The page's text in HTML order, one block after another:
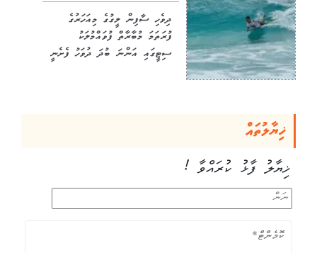
ދިވެހި ސާފިން ލީގުގެ މިއަހަރުގެ
ފުރަތަމަ މުބާރާތް ފުވައްމުލަކު
ސިޓީގައި އަންނަ ބުދަ ދުވަހު ފެށެނީ
ޚިޔާލުތައް
ޚިޔާލު ފާޅު ކުރައްވާ !